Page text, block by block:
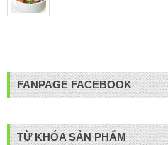
FANPAGE FACEBOOK
TỪ KHÓA SẢN PHẨM